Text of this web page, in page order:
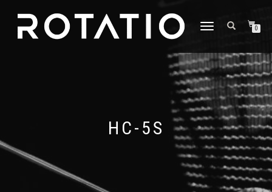
DÉPLIER
0
HC-5S